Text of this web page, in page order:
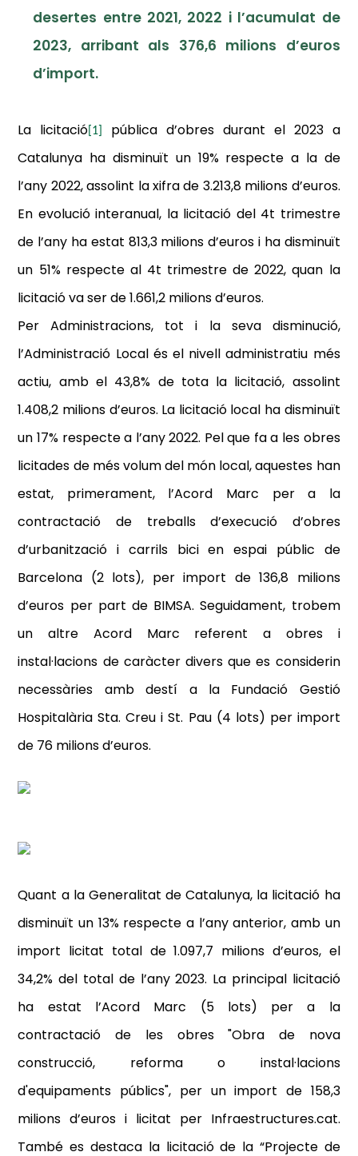
desertes entre 2021, 2022 i l’acumulat de
2023, arribant als 376,6 milions d’euros
d’import.
La licitació [1]
pública d’obres durant el 2023 a
Catalunya ha disminuït un 19% respecte a la de
l’any 2022,assolint la xifra de 3.213,8 milions d’euros.
En evolució interanual, la licitació del 4t trimestre
de l’any ha estat 813,3 milions d’euros i ha disminuït
un 51% respecte al 4t trimestre de 2022, quan la
licitació va ser de 1.661,2 milions d’euros.
Per Administracions, tot i la seva disminució,
l’Administració Local és el nivell administratiu més
actiu, amb el 43,8% de tota la licitació, assolint
1.408,2 milions d’euros. La licitació local ha disminuït
un 17% respecte a l’any 2022. Pel que fa a les obres
licitades de més volum del món local, aquestes han
estat, primerament, l’Acord Marc per a la
contractació de treballs d’execució d’obres
d’urbanització i carrils bici en espai públic de
Barcelona (2 lots), per import de 136,8 milions
d’euros per part de BIMSA. Seguidament, trobem
un altre Acord Marc referent a obres i
instal·lacions de caràcter divers que es considerin
necessàries amb destí a la Fundació Gestió
Hospitalària Sta. Creu i St. Pau (4 lots) per import
de 76 milions d’euros.
Quant a la Generalitat de Catalunya, la licitació ha
disminuït un 13% respecte a l’any anterior, amb un
import licitat total de 1.097,7 milions d’euros, el
34,2% del total de l’any 2023. La principal licitació
ha estat l’Acord Marc (5 lots) per a la
contractació de les obres "Obra de nova
construcció, reforma o instal·lacions
d'equipaments públics", per un import de 158,3
milions d’euros i licitat per Infraestructures.cat.
També es destaca la licitació de la “Projecte de